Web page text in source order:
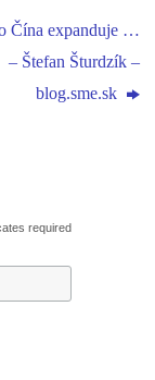
Čína expanduje …
– Štefan Šturdzík –
blog.sme.sk
required